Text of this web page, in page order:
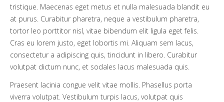
tristique. Maecenas eget metus et nulla malesuada blandit eu
at purus. Curabitur pharetra, neque a vestibulum pharetra,
tortor leo porttitor nisl, vitae bibendum elit ligula eget felis.
Cras eu lorem justo, eget lobortis mi. Aliquam sem lacus,
consectetur a adipiscing quis, tincidunt in libero. Curabitur
volutpat dictum nunc, et sodales lacus malesuada quis.
Praesent lacinia congue velit vitae mollis. Phasellus porta
viverra volutpat. Vestibulum turpis lacus, volutpat quis